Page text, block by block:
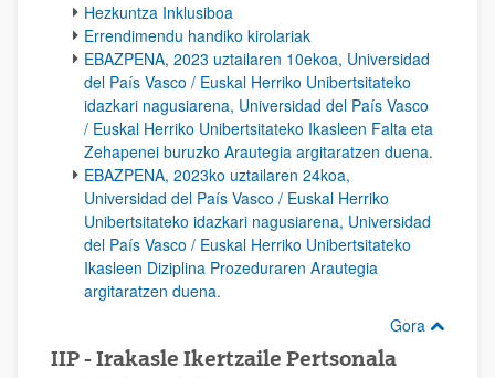
Hezkuntza Inklusiboa
Errendimendu handiko kirolariak
EBAZPENA, 2023 uztailaren 10ekoa, Universidad
del País Vasco / Euskal Herriko Unibertsitateko
idazkari nagusiarena, Universidad del País Vasco
/ Euskal Herriko Unibertsitateko Ikasleen Falta eta
Zehapenei buruzko Arautegia argitaratzen duena.
EBAZPENA, 2023ko uztailaren 24koa,
Universidad del País Vasco / Euskal Herriko
Unibertsitateko idazkari nagusiarena, Universidad
del País Vasco / Euskal Herriko Unibertsitateko
Ikasleen Diziplina Prozeduraren Arautegia
argitaratzen duena.
Gora
IIP - Irakasle Ikertzaile Pertsonala